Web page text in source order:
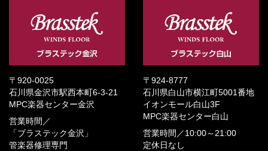
〒920-0025
石川県金沢市駅西本町6-3-21
MPC楽器センター金沢
営業時間／
「ブラステック金沢」
管楽器修理専門
〒924-8777
石川県白山市横江町5001番地
イオンモール白山3F
MPC楽器センター白山
営業時間／ 10:00～21:00
定休日なし